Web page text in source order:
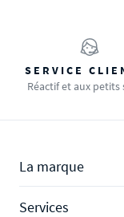
SERVICE
Réactif et aux petits
La marque
Services